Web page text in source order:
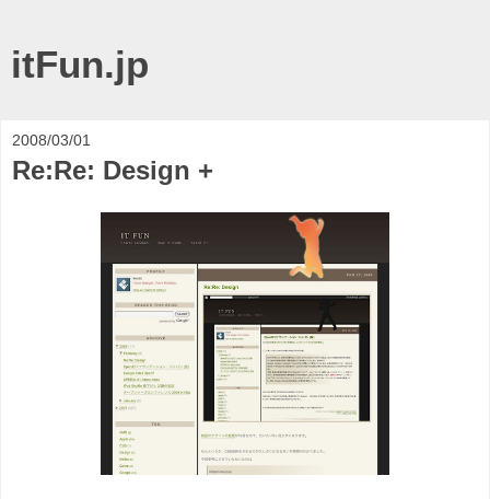
itFun.jp
2008/03/01
Re:Re: Design +